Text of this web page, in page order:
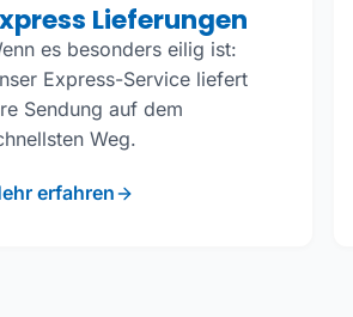
Lieferungen
es besonders eilig ist:
Express-Service liefert
Sendung auf dem
Weg.
erfahren